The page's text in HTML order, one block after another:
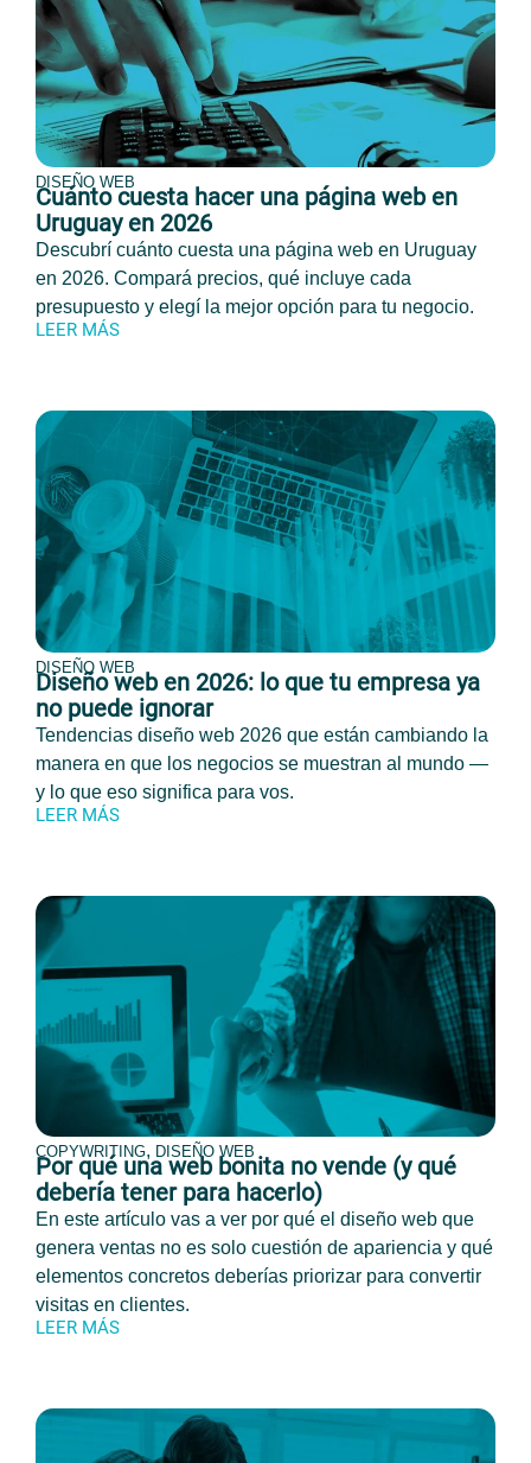
DISEÑO WEB
Cuánto cuesta hacer una página web en
Uruguay en 2026
Descubrí cuánto cuesta una página web en Uruguay
en 2026. Compará precios, qué incluye cada
presupuesto y elegí la mejor opción para tu negocio.
LEER MÁS
DISEÑO WEB
Diseño web en 2026: lo que tu empresa ya
no puede ignorar
Tendencias diseño web 2026 que están cambiando la
manera en que los negocios se muestran al mundo —
y lo que eso significa para vos.
LEER MÁS
COPYWRITING, DISEÑO WEB
Por qué una web bonita no vende (y qué
debería tener para hacerlo)
En este artículo vas a ver por qué el diseño web que
genera ventas no es solo cuestión de apariencia y qué
elementos concretos deberías priorizar para convertir
visitas en clientes.
LEER MÁS